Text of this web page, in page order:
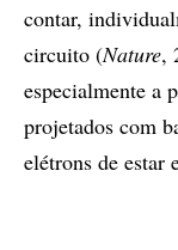
contar,
circuito (Nature,
especialmente a
projetados com
elétrons de estar